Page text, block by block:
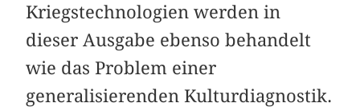
Kriegstechnologien werden in
dieser Ausgabe ebenso behandelt
wie das Problem einer
generalisierenden Kulturdiagnostik.